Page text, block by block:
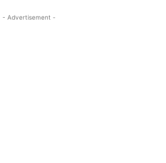
- Advertisement -